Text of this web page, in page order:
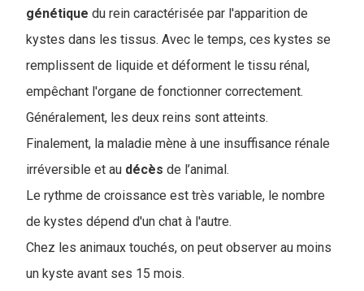
génétique du rein caractérisée par l'apparition de
kystes dans les tissus. Avec le temps, ces kystes se
remplissent de liquide et déforment le tissu rénal,
empêchant l'organe de fonctionner correctement.
Généralement, les deux reins sont atteints.
Finalement, la maladie mène à une insuffisance rénale
irréversible et au décès de l’animal.
Le rythme de croissance est très variable, le nombre
de kystes dépend d'un chat à l'autre.
Chez les animaux touchés, on peut observer au moins
un kyste avant ses 15 mois.